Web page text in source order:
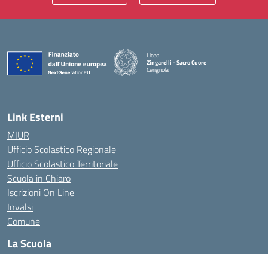
Liceo
Zingarelli - Sacro Cuore
Cerignola
— Visita la pagina iniziale della scuola
Link Esterni
MIUR
Ufficio Scolastico Regionale
Ufficio Scolastico Territoriale
Scuola in Chiaro
Iscrizioni On Line
Invalsi
Comune
La Scuola